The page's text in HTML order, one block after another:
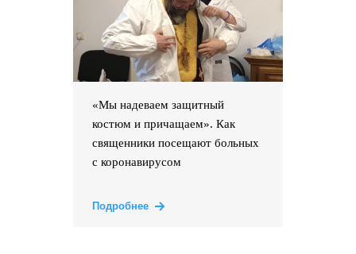
«Мы надеваем защитный
костюм и причащаем». Как
священники посещают больных
с коронавирусом
Подробнее